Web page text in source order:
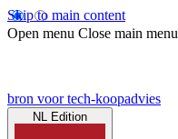
Skip to main content
Open menu Close main menu
bron voor tech-koopadvies
NL Edition